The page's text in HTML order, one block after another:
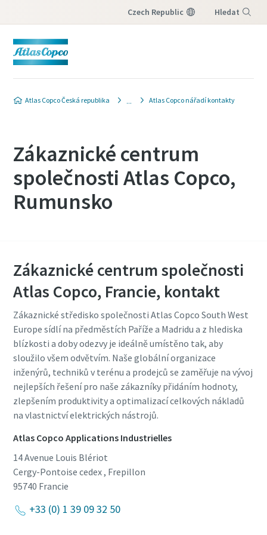
Czech Republic Hledat
Atlas Copco Česká republika Atlas Copco nářadí kontakty
Zákaznické centrum
společnosti Atlas Copco,
Rumunsko
Zákaznické centrum společnosti
Atlas Copco, Francie, kontakt
Zákaznické středisko společnosti Atlas Copco South West
Europe sídlí na předměstích Paříže a Madridu a z hlediska
blízkosti a doby odezvy je ideálně umístěno tak, aby
sloužilo všem odvětvím. Naše globální organizace
inženýrů, techniků v terénu a prodejců se zaměřuje na vývoj
nejlepších řešení pro naše zákazníky přidáním hodnoty,
zlepšením produktivity a optimalizací celkových nákladů
na vlastnictví elektrických nástrojů.
Atlas Copco Applications Industrielles
14 Avenue Louis Blériot
Cergy-Pontoise cedex , Frepillon
95740 Francie
+33 (0) 1 39 09 32 50